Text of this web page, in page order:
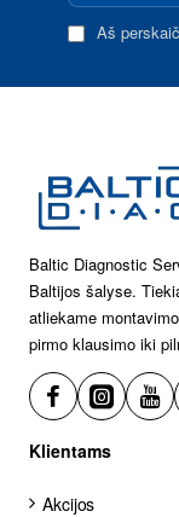
paštas
Aš
Baltic Diagnostic
Baltijos šalyse.
atliekame
pirmo klausimo iki
Klientams
Akcijos